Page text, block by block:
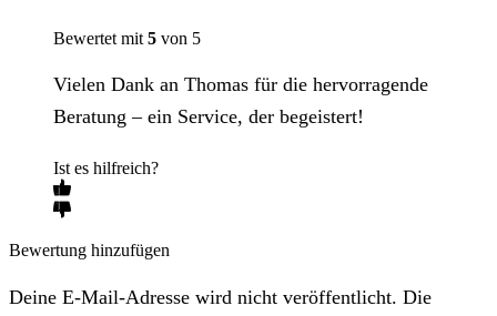
Bewertet mit 5 von 5
Vielen Dank an Thomas für die hervorragende
Beratung – ein Service, der begeistert!
Ist es hilfreich?
Bewertung hinzufügen
Deine E-Mail-Adresse wird nicht veröffentlicht. Die